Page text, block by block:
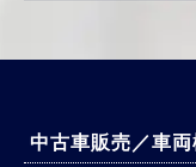
中古車販売／車両